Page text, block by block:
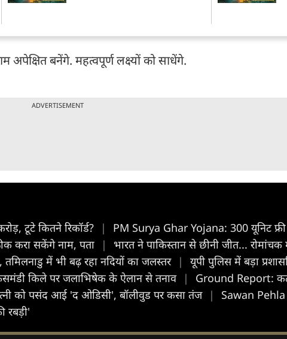
अपेक्षित बनेंगे. महत्वपूर्ण लक्ष्यों को साधेंगे.
ADVERTISEMENT
टूटे कितने रिकॉर्ड? |
PM Surya Ghar Yojana: 300 यूनिट
करा सकेंगे नाम, पता |
भारत ने पाकिस्तान से छीनी जीत...
में भी बढ़ रहा नदियों का जलस्तर |
यूपी पुलिस में बड़ा
किले पर जलाभिषेक के ऐलान से तनाव |
Ground Report:
को पसंद आई 'द ओडिसी', बॉलीवुड पर कसा तंज |
Sawan Pehla
रबड़ी'